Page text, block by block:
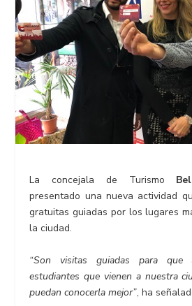
La concejala de Turismo
presentado una nueva actividad
gratuitas guiadas por los lugares
la ciudad.
“Son visitas guiadas para
estudiantes que vienen a nuestra
puedan conocerla mejor”, ha